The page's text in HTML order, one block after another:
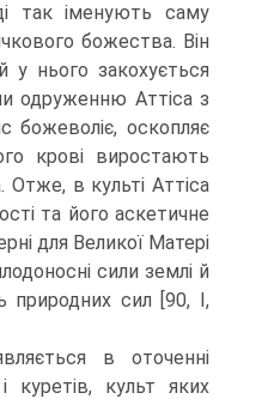
так іменують саму
боже­ства. Він
у нього закохується
одруженню Аттіса з
божеволіє, оскопляє
крові виростають
Отже, в культі Аттіса
та його аскетичне
для Великої Матері
сили землі й
природних сил [90, І,
в оточенні
куретів, культ яких